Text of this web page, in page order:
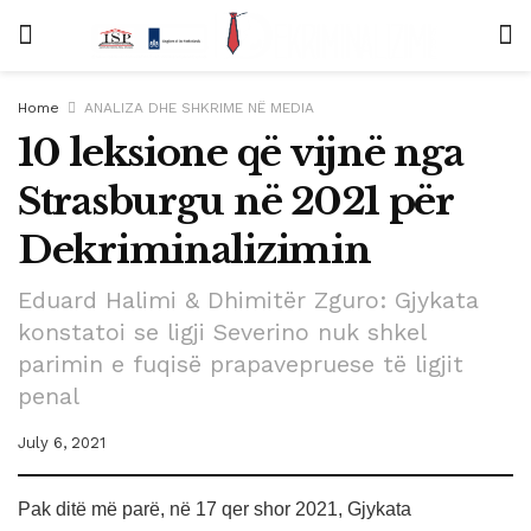
Home ANALIZA DHE SHKRIME NË MEDIA
10 leksione që vijnë nga
Strasburgu në 2021 për
Dekriminalizimin
Eduard Halimi & Dhimitër Zguro: Gjykata
konstatoi se ligji Severino nuk shkel
parimin e fuqisë prapavepruese të ligjit
penal
July 6, 2021
Pak ditë më parë, në 17 qer shor 2021, Gjykata